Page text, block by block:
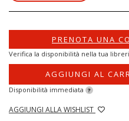
PRENOTA UNA
Verifica la disponibilità nella tua
AGGIUNGI AL
Disponibilità immediata ?
AGGIUNGI ALLA WISHLIST